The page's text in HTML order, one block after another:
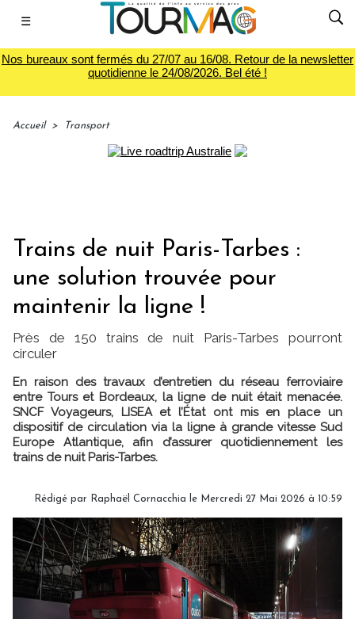
☰
Nos bureaux sont fermés du 27/07 au 16/08. Retour de la newsletter
quotidienne le 24/08/2026. Bel été !
Accueil > Transport
Trains de nuit Paris-Tarbes :
une solution trouvée pour
maintenir la ligne !
Près de 150 trains de nuit Paris-Tarbes pourront
circuler
En raison des travaux d’entretien du réseau ferroviaire
entre Tours et Bordeaux, la ligne de nuit était menacée.
SNCF Voyageurs, LISEA et l’État ont mis en place un
dispositif de circulation via la ligne à grande vitesse Sud
Europe Atlantique, afin d’assurer quotidiennement les
trains de nuit Paris-Tarbes.
Rédigé par Raphaël Cornacchia le Mercredi 27 Mai 2026 à 10:59